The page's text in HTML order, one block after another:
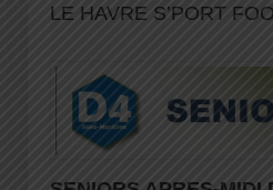
LE HAVRE S’PORT